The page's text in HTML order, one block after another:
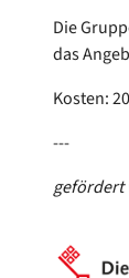
Die
das
Kosten:
---
gefördert